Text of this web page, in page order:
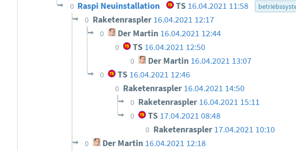
0 Raspi Neuinstallation TS 16.04.2021 11:58
0 Raketenraspler 16.04.2021 12:17
0 Der Martin 16.04.2021 12:44
0 TS 16.04.2021 12:50
0 Der Martin 16.04.2021 13:07
0 TS 16.04.2021 12:46
0 Raketenraspler 16.04.2021 14:50
0 Raketenraspler 16.04.2021 15:11
0 TS 17.04.2021 08:48
0 Raketenraspler 17.04.2021 10:10
0 Der Martin 16.04.2021 12:18